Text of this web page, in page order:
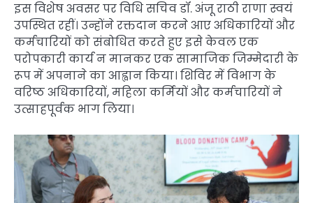
इस विशेष अवसर पर विधि सचिव डॉ. अंजू राठी राणा स्वयं
उपस्थित रहीं। उन्होंने रक्तदान करने आए अधिकारियों और
कर्मचारियों को संबोधित करते हुए इसे केवल एक
परोपकारी कार्य न मानकर एक सामाजिक जिम्मेदारी के
रूप में अपनाने का आह्वान किया। शिविर में विभाग के
वरिष्ठ अधिकारियों, महिला कर्मियों और कर्मचारियों ने
उत्साहपूर्वक भाग लिया।